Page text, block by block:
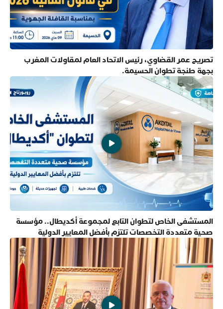
تصريح عمر القضاوي، رئيس الاتحاد العام لمقاولات المغرب
بجهة طنجة تطوان الحسيمة.
المستشفى الخاص لتطوان التابع لمجموعة أكديطال.. مؤسسة
صحية متعددة التخصصات تلتزم بأفضل المعايير الدولية